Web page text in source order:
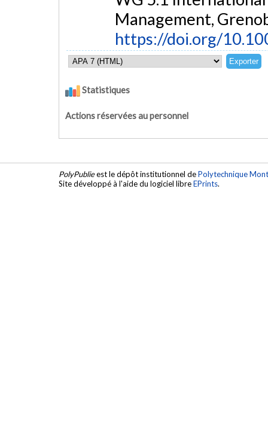
Management,
https://doi.org/
Statistiques
Actions réservées au personnel
PolyPublieest le dépôt institutionnel dePolytechnique
Site développé à l'aide du logiciel libreEPrints.